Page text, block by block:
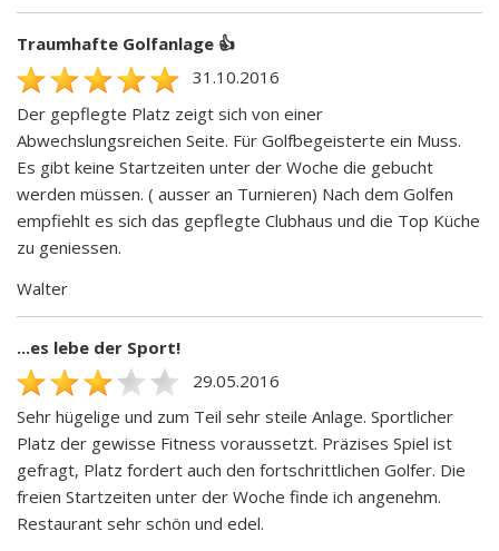
Traumhafte Golfanlage 👍
31.10.2016
Der gepflegte Platz zeigt sich von einer
Abwechslungsreichen Seite. Für Golfbegeisterte ein Muss.
Es gibt keine Startzeiten unter der Woche die gebucht
werden müssen. ( ausser an Turnieren) Nach dem Golfen
empfiehlt es sich das gepflegte Clubhaus und die Top Küche
zu geniessen.
Walter
...es lebe der Sport!
29.05.2016
Sehr hügelige und zum Teil sehr steile Anlage. Sportlicher
Platz der gewisse Fitness voraussetzt. Präzises Spiel ist
gefragt, Platz fordert auch den fortschrittlichen Golfer. Die
freien Startzeiten unter der Woche finde ich angenehm.
Restaurant sehr schön und edel.